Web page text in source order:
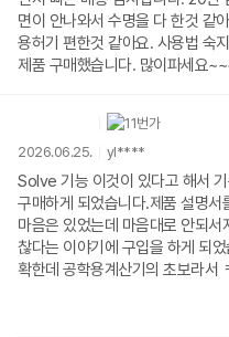
면이 안나와서 수명을 다 한것 같
용허기 편한것 같아요. 사용법 숙
제품 구매했습니다. 많이파세요
2026.06.25. yl****
Solve 기능 이것이 있다고 해서
구매하게 되었습니다.제품 설명
마음은 있었는데 마음대로 안되
찮다는 이야기에 구입을 하게 되
확한데 공학용계산기의 초보라서
으로 나마 자판의 내용이 보이니